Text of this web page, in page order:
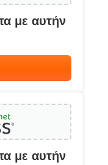
με αυτήν
με αυτήν